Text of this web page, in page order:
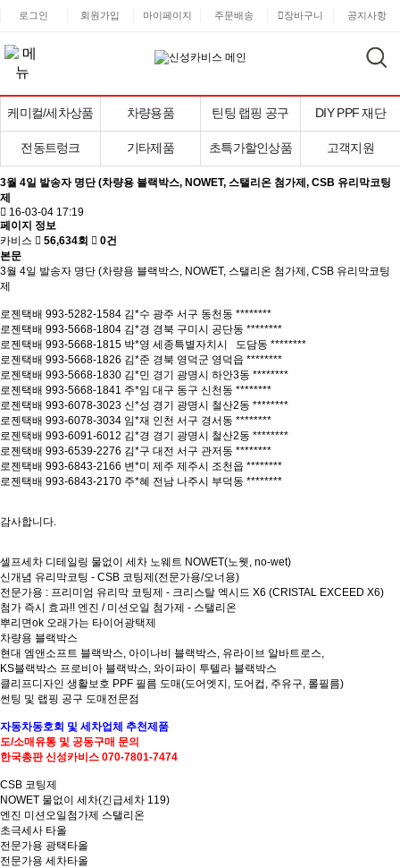
로그인 회원가입 마이페이지 주문배송 장바구니 공지사항
케미컬/세차상품 차량용품 틴팅 랩핑 공구 DIY PPF 재단
전동트렁크 기타제품 초특가할인상품 고객지원
3월 4일 발송자 명단 (차량용 블랙박스, NOWET, 스탤리온 첨가제, CSB 유리막코팅
제
16-03-04 17:19
페이지 정보
카비스
56,634회
0건
본문
3월 4일 발송자 명단 (차량용 블랙박스, NOWET, 스탤리온 첨가제, CSB 유리막코팅
제
로젠택배 993-5282-1584 김*수 광주 서구 동천동 ********
로젠택배 993-5668-1804 김*경 경북 구미시 공단동 ********
로젠택배 993-5668-1815 박*영 세종특별자치시 도담동 ********
로젠택배 993-5668-1826 김*준 경북 영덕군 영덕읍 ********
로젠택배 993-5668-1830 김*민 경기 광명시 하안3동 ********
로젠택배 993-5668-1841 주*임 대구 동구 신천동 ********
로젠택배 993-6078-3023 신*성 경기 광명시 철산2동 ********
로젠택배 993-6078-3034 임*재 인천 서구 경서동 ********
로젠택배 993-6091-6012 김*경 경기 광명시 철산2동 ********
로젠택배 993-6539-2276 김*구 대전 서구 관저동 ********
로젠택배 993-6843-2166 변*미 제주 제주시 조천읍 ********
로젠택배 993-6843-2170 주*혜 전남 나주시 부덕동 ********
감사합니다.
셀프세차 디테일링 물없이 세차 노웨트 NOWET(노웻, no-wet)
신개념 유리막코팅 - CSB 코팅제(전문가용/오너용)
전문가용 : 프리미엄 유리막 코팅제 - 크리스탈 엑시드 X6 (CRISTAL EXCEED X6)
첨가 즉시 효과!! 엔진 / 미션오일 첨가제 - 스탤리온
뿌리면ok 오래가는 타이어광택제
차량용 블랙박스
현대 엠앤소프트 블랙박스, 아이나비 블랙박스, 유라이브 알바트로스,
KS블랙박스 프로비아 블랙박스, 와이파이 투텔라 블랙박스
클리프디자인 생활보호 PPF 필름 도매(도어엣지, 도어컵, 주유구, 롤필름)
썬팅 및 랩핑 공구 도매전문점
자동차동호회 및 세차업체 추천제품
도/소매 유통 및 공동구매 문의
한국총판 신성카비스 070-7801-7474
CSB 코팅제
NOWET 물없이 세차(긴급세차 119)
엔진 미션오일첨가제 스탤리온
초극세사 타올
전문가용 광택타올
전문가용 세차타올